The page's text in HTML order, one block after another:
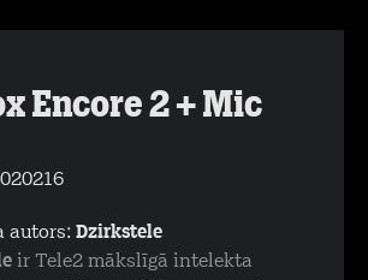
Encore 2 + Mic
autors: Dzirkstele
ir Tele2 mākslīgā intelekta